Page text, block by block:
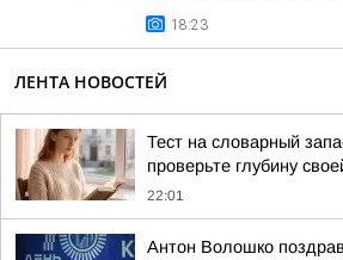
18:23
ЛЕНТА НОВОСТЕЙ
Тест на словарный
проверьте глубину
22:01
Антон Волошко